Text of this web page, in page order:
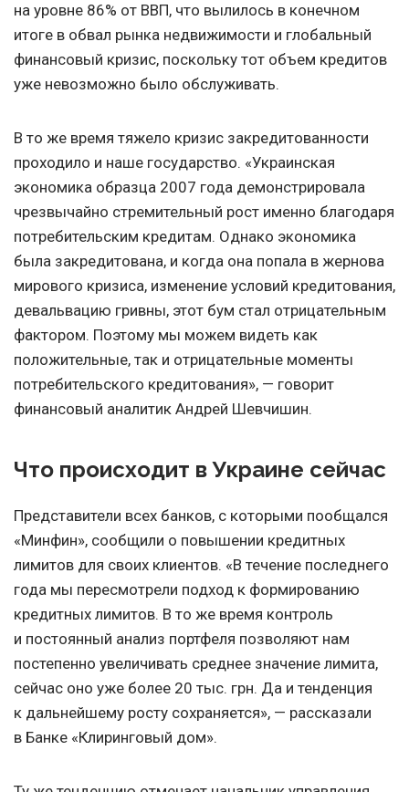
на уровне 86% от ВВП, что вылилось в конечном
итоге в обвал рынка недвижимости и глобальный
финансовый кризис, поскольку тот объем кредитов
уже невозможно было обслуживать.
В то же время тяжело кризис закредитованности
проходило и наше государство. «Украинская
экономика образца 2007 года демонстрировала
чрезвычайно стремительный рост именно благодаря
потребительским кредитам. Однако экономика
была закредитована, и когда она попала в жернова
мирового кризиса, изменение условий кредитования,
девальвацию гривны, этот бум стал отрицательным
фактором. Поэтому мы можем видеть как
положительные, так и отрицательные моменты
потребительского кредитования», — говорит
финансовый аналитик Андрей Шевчишин.
Что происходит в Украине сейчас
Представители всех банков, с которыми пообщался
«Минфин», сообщили о повышении кредитных
лимитов для своих клиентов. «В течение последнего
года мы пересмотрели подход к формированию
кредитных лимитов. В то же время контроль
и постоянный анализ портфеля позволяют нам
постепенно увеличивать среднее значение лимита,
сейчас оно уже более 20 тыс. грн. Да и тенденция
к дальнейшему росту сохраняется», — рассказали
в Банке «Клиринговый дом».